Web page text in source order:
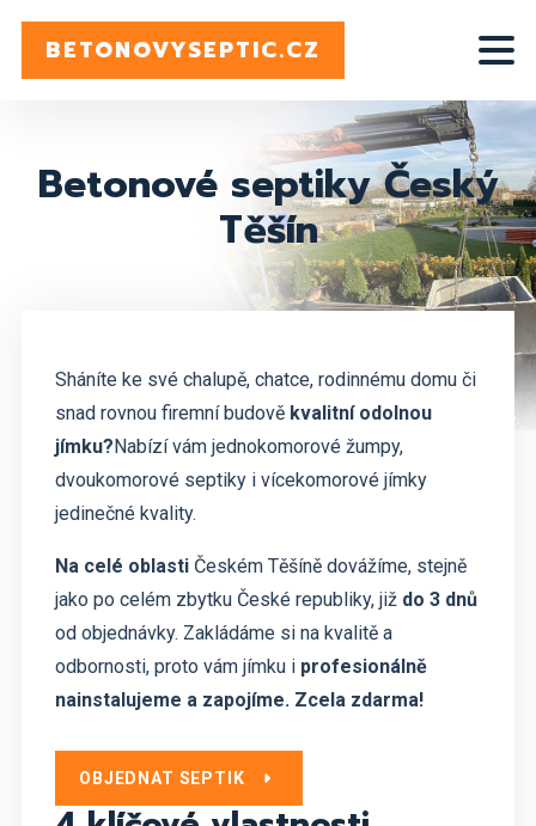
BETONOVYSEPTIC.CZ
Betonové septiky Český
Těšín
Sháníte ke své chalupě, chatce, rodinnému domu či
snad rovnou firemní budově kvalitní odolnou
jímku?Nabízí vám jednokomorové žumpy,
dvoukomorové septiky i vícekomorové jímky
jedinečné kvality.
Na celé oblastiČeském Těšíně dovážíme, stejně
jako po celém zbytku České republiky, již do 3 dnů
od objednávky. Zakládáme si na kvalitě a
odbornosti, proto vám jímku i profesionálně
nainstalujeme a zapojíme. Zcela zdarma!
OBJEDNAT SEPTIK